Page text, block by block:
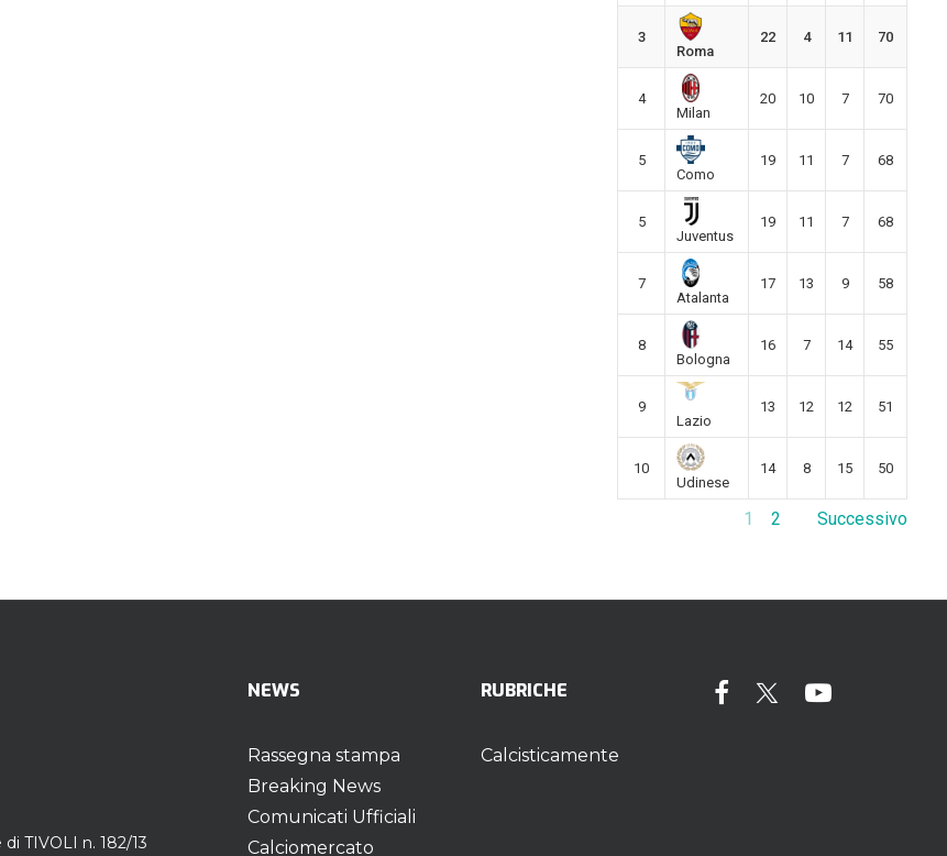
3
Roma
22 4 11 70
4
Milan
20 10 7 70
5
Como
19 11 7 68
5
Juventus
19 11 7 68
7
Atalanta
17 13 9 58
8
Bologna
16 7 14 55
9
Lazio
13 12 12 51
10
Udinese
14 8 15 50
1 2 Successivo
TIVOLI n. 182/13
NEWS
Rassegna stampa
Breaking News
Comunicati Ufficiali
Calciomercato
RUBRICHE
Calcisticamente